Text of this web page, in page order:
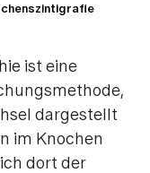
ist eine
dargestellt
im Knochen
dort der